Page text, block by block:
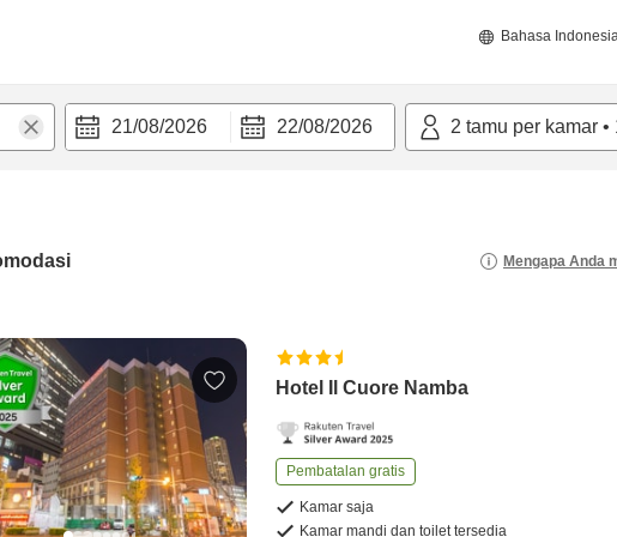
Bahasa
21/08/2026 22/08/2026 2 tamu per kamar •
Mengapa Anda
Hotel Il Cuore Namba
Pembatalan gratis
Kamar saja
Kamar mandi dan toilet tersedia